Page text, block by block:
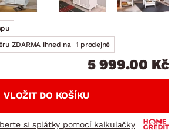
ZDARMA ihned na
1 prodejně
5 999.00 Kč
VLOŽIT DO KOŠÍKU
si splátky pomocí kalkulačky